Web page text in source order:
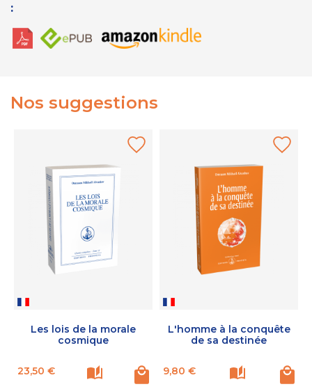
:
Nos suggestions
Les lois de la morale
cosmique
Prix
23,50 €
L'homme à la conquête
de sa destinée
Prix
9,80 €